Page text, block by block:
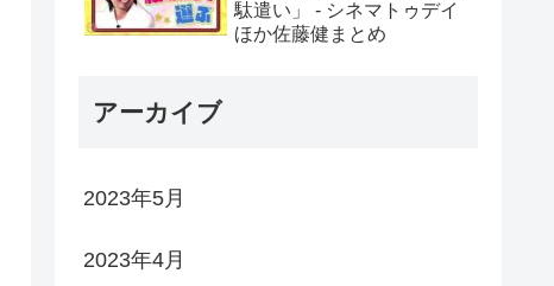
駄遣い」 - シネマトゥデイ
ほか佐藤健まとめ
アーカイブ
2023年5月
2023年4月